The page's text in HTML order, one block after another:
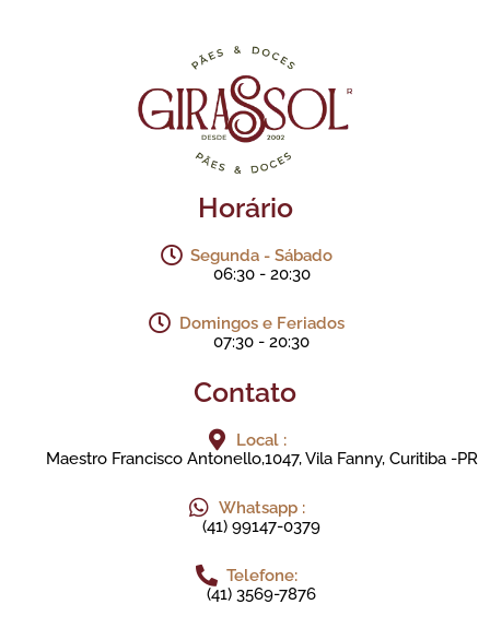
Horário
Segunda - Sábado
06:30 - 20:30
Domingos e Feriados
07:30 - 20:30
Contato
Local :
Maestro Francisco Antonello,1047, Vila Fanny, Curitiba -PR
Whatsapp :
(41) 99147-0379
Telefone:
(41) 3569-7876